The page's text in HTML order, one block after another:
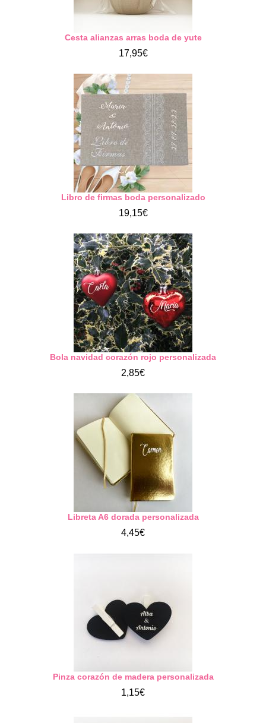
Cesta alianzas arras boda de yute
17,95€
Libro de firmas boda personalizado
19,15€
Bola navidad corazón rojo personalizada
2,85€
Libreta A6 dorada personalizada
4,45€
Pinza corazón de madera personalizada
1,15€